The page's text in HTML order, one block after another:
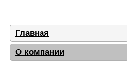
Главная
О компании